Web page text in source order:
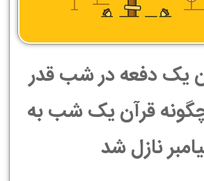
یک دفعه در شب قدر
قرآن یک شب به
نازل شد